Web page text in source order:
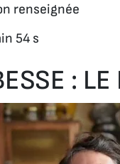
renseignée
54 s
: